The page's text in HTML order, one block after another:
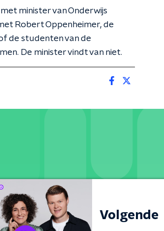
minister van Onderwijs
Robert Oppenheimer, de
de studenten van de
De minister vindt van niet.
Volgende